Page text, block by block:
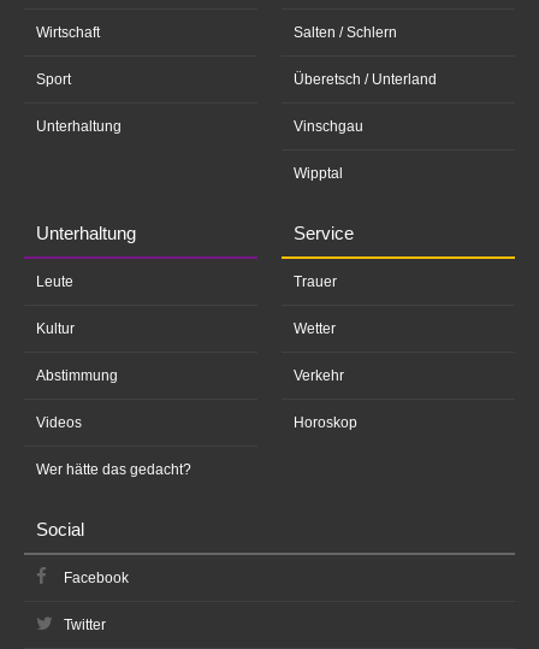
Wirtschaft
Sport
Unterhaltung
Salten / Schlern
Überetsch / Unterland
Vinschgau
Wipptal
Unterhaltung
Leute
Kultur
Abstimmung
Videos
Wer hätte das gedacht?
Service
Trauer
Wetter
Verkehr
Horoskop
Social
Facebook
Twitter